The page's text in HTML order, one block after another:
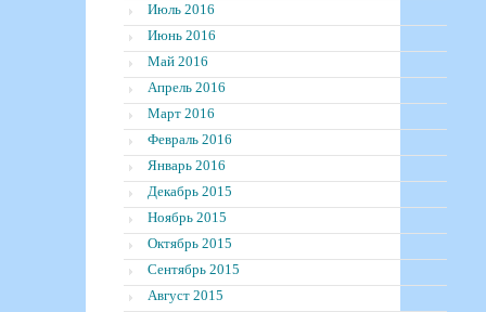
Июль 2016
Июнь 2016
Май 2016
Апрель 2016
Март 2016
Февраль 2016
Январь 2016
Декабрь 2015
Ноябрь 2015
Октябрь 2015
Сентябрь 2015
Август 2015